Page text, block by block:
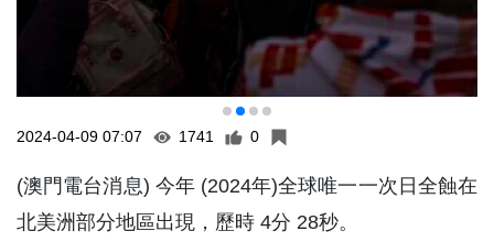
2024-04-09 07:07 1741 0
(澳門電台消息) 今年 (2024年)全球唯一一次日全蝕在
北美洲部分地區出現，歷時 4分 28秒。